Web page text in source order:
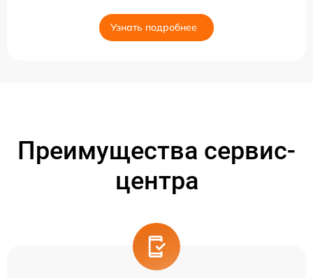
Узнать подробнее
Преимущества сервис-
центра